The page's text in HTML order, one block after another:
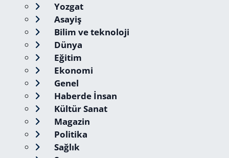
Yozgat
Asayiş
Bilim ve teknoloji
Dünya
Eğitim
Ekonomi
Genel
Haberde İnsan
Kültür Sanat
Magazin
Politika
Sağlık